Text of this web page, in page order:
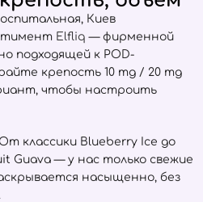
Киев
Elfliq — фирменной
подходящей к POD-
крепость 10 mg / 20 mg
чтобы настроить
классики Blueberry Ice до
Guava — у нас только свежие
насыщенно, без